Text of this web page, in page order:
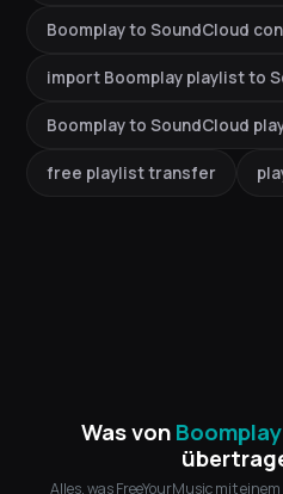
Boomplay to SoundCloud
import Boomplay playlist to
Boomplay to SoundCloud
free playlist transfer
Was vonBoomplay
Alles, was FreeYourMusic mit